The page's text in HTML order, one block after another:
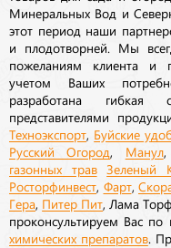
Минеральных Вод и
этот период наши
и плодотворней. Мы
пожеланиям клиента и
учетом Ваших
разработана
представителями
Техноэкспорт Буйские
Русский Огород Манул
газонных трав Зеленый
Росторфинвест Фарт,
Гера Питер Пит , Лама
проконсультируем Вас по
химических препаратов.